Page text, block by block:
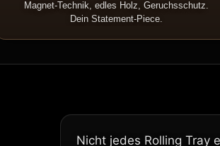
Magnet-Technik, edles Holz, Geruchsschutz.
Dein Statement-Piece.
Nicht jedes Rolling Tray